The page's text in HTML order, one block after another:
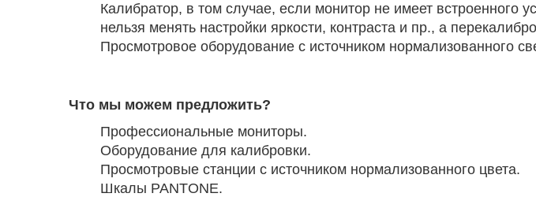
Калибратор, в том случае, если монитор не имеет
нельзя менять настройки яркости, контраста и пр., а
Просмотровое оборудование с источником нормализованного
Что мы можем предложить?
Профессиональные мониторы.
Оборудование для калибровки.
Просмотровые станции с источником нормализованного цвета.
Шкалы PANTONE.